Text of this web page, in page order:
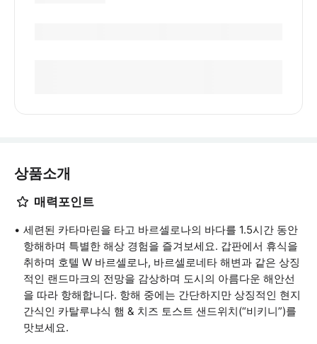
상품소개
매력포인트
세련된 카타마린을 타고 바르셀로나의 바다를 1.5시간 동안
항해하며 특별한 해상 경험을 즐겨보세요. 갑판에서 휴식을
취하며 호텔 W 바르셀로나, 바르셀로네타 해변과 같은 상징
적인 랜드마크의 전망을 감상하며 도시의 아름다운 해안선
을 따라 항해합니다. 항해 중에는 간단하지만 상징적인 현지
간식인 카탈루냐식 햄 & 치즈 토스트 샌드위치(“비키니”)를
맛보세요.